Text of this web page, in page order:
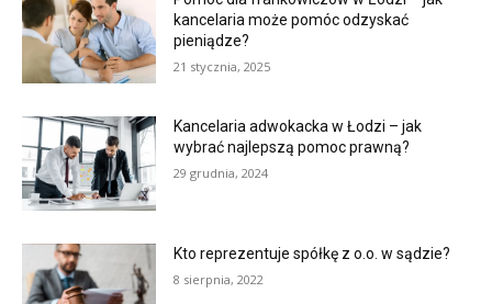
kancelaria może pomóc odzyskać
pieniądze?
21 stycznia, 2025
Kancelaria adwokacka w Łodzi – jak
wybrać najlepszą pomoc prawną?
29 grudnia, 2024
Kto reprezentuje spółkę z o.o. w sądzie?
8 sierpnia, 2022